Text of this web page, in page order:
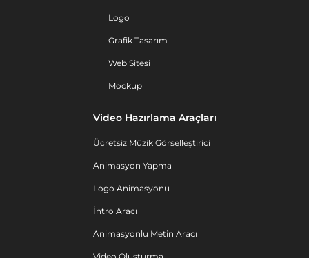
Logo
Grafik Tasarım
Web Sitesi
Mockup
Video Hazırlama Araçları
Ücretsiz Müzik Görselleştirici
Animasyon Yapma
Logo Animasyonu
İntro Aracı
Animasyonlu Metin Aracı